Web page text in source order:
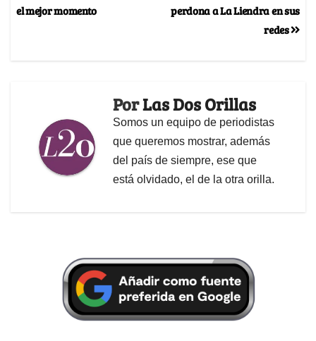
perdona a La Liendra en sus
redes
el mejor momento
PorLas Dos Orillas
Somos un equipo de periodistas
que queremos mostrar, además
del país de siempre, ese que
está olvidado, el de la otra orilla.